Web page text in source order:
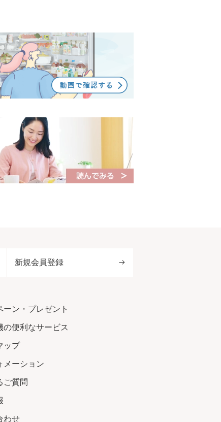
新規会員登録
ーン・プレゼント
の便利なサービス
ップ
メーション
ご質問
わせ